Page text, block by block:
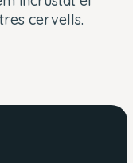
cervells.